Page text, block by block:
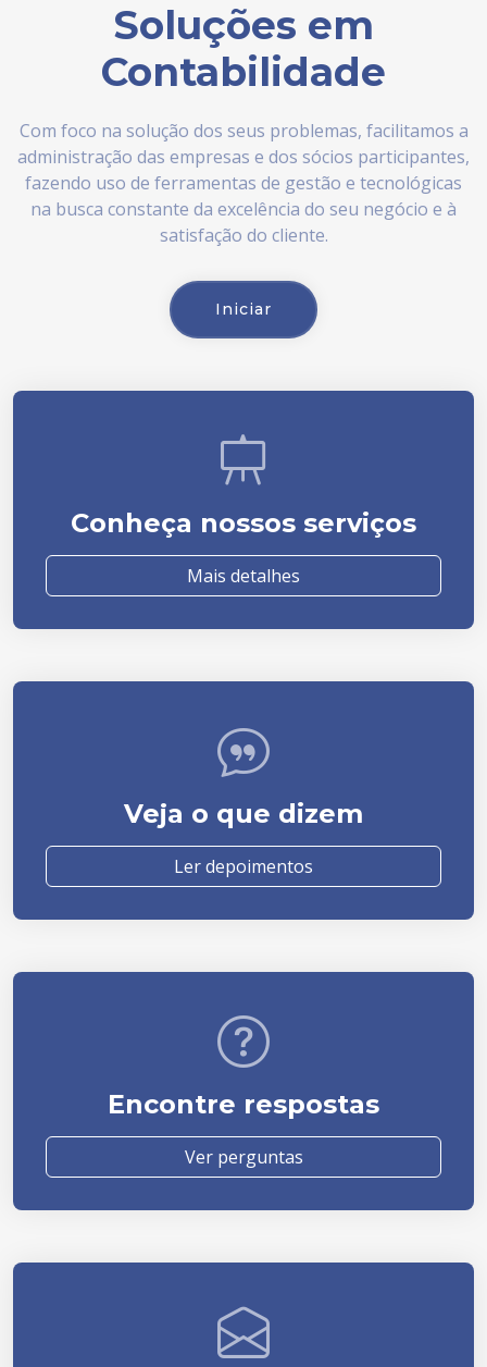
Soluções em
Contabilidade
Com foco na solução dos seus problemas, facilitamos a
administração das empresas e dos sócios participantes,
fazendo uso de ferramentas de gestão e tecnológicas
na busca constante da excelência do seu negócio e à
satisfação do cliente.
Iniciar
Conheça nossos serviços
Mais detalhes
Veja o que dizem
Ler depoimentos
Encontre respostas
Ver perguntas